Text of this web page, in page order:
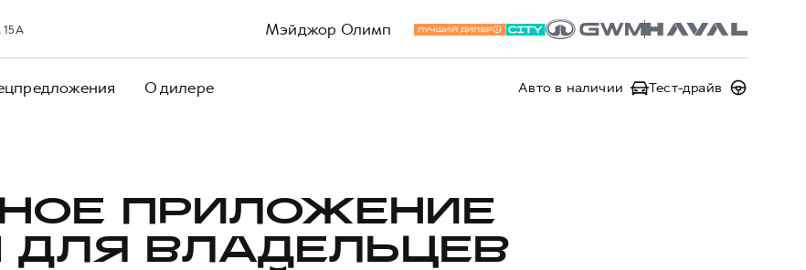
Мэйджор Олимп
15А ЛУЧШИЙ ДИЛЕР
О дилере Авто в наличии Тест-драйв
ПРИЛОЖЕНИЕ
ДЛЯ ВЛАДЕЛЬЦЕВ